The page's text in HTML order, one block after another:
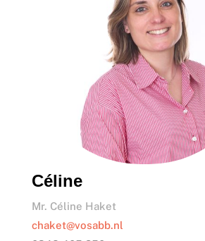
Céline
Mr. Céline Haket
chaket@vosabb.nl